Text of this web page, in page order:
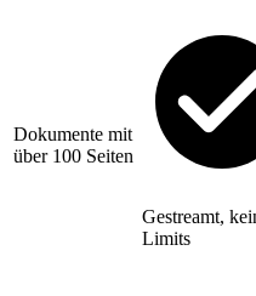
Dokumente mit
über 100 Seiten
Gestreamt,
Limits